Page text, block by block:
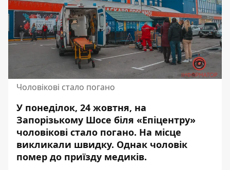
Чоловікові стало погано
У понеділок, 24 жовтня, на
Запорізькому Шосе біля «Епіцентру»
чоловікові стало погано. На місце
викликали швидку. Однак чоловік
помер до приїзду медиків.